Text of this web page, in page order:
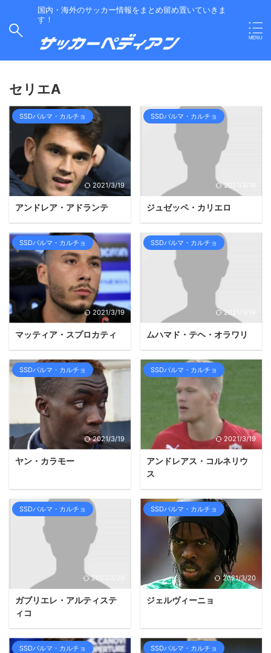
国内・海外のサッカー情報をまとめ留め置いていきま
す！
セリエA
SSDパルマ・カルチョ
2021/3/19
アンドレア・アドランテ
SSDパルマ・カルチョ
2021/3/19
ジュゼッペ・カリエロ
SSDパルマ・カルチョ
2021/3/19
マッティア・スプロカティ
SSDパルマ・カルチョ
2021/3/19
ムハマド・テヘ・オラワリ
SSDパルマ・カルチョ
2021/3/19
ヤン・カラモー
SSDパルマ・カルチョ
2021/3/19
アンドレアス・コルネリウ
ス
SSDパルマ・カルチョ
2021/3/20
ガブリエレ・アルティステ
ィコ
SSDパルマ・カルチョ
2021/3/20
ジェルヴィーニョ
SSDパルマ・カルチョ SSDパルマ・カルチョ